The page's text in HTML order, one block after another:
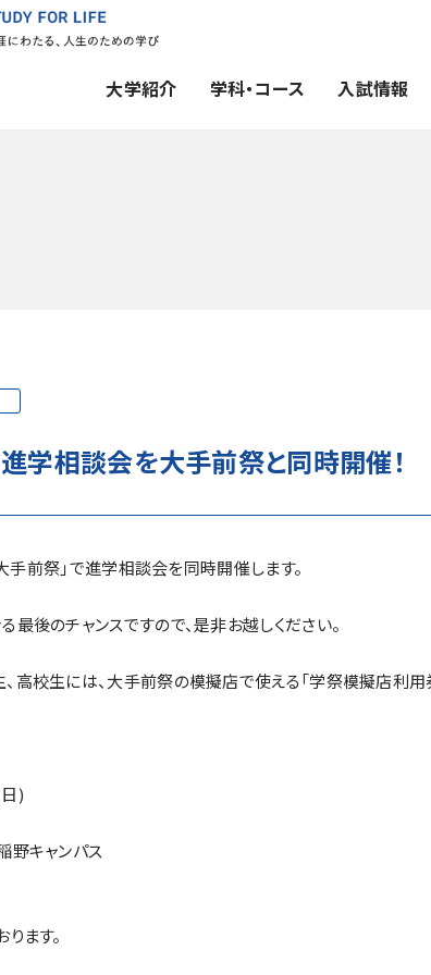
大学紹介 学科・コース 入試情報
進学相談会を大手前祭と同時開催！
手前祭」で進学相談会を同時開催します。
後のチャンスですので、是非お越しください。
高校生には、大手前祭の模擬店で使える「学祭模擬店利用
)
キャンパス
ます。